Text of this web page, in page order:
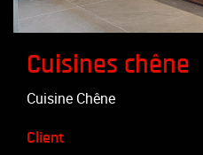
Cuisines chêne
Cuisine Chêne
Client